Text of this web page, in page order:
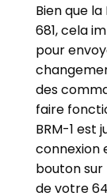
Bien que
681, cela
pour
des
faire
BRM-1 est
connexion
bouton sur
de votre